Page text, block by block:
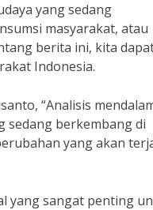
yang sedang
masyarakat, atau
berita ini, kita
Indonesia.
“Analisis
sedang berkembang di
yang akan
yang sangat penting